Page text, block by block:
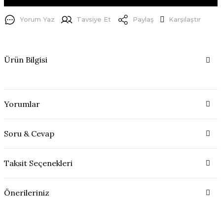
Yorum Yaz Tavsiye Et Paylaş Karşılaştır
Ürün Bilgisi
Yorumlar
Soru & Cevap
Taksit Seçenekleri
Önerileriniz